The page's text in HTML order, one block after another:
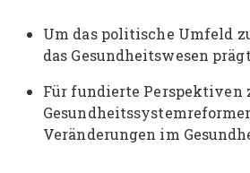
Um das politische Umfeld
das Gesundheitswesen
Für fundierte Perspektiven
Veränderungen im